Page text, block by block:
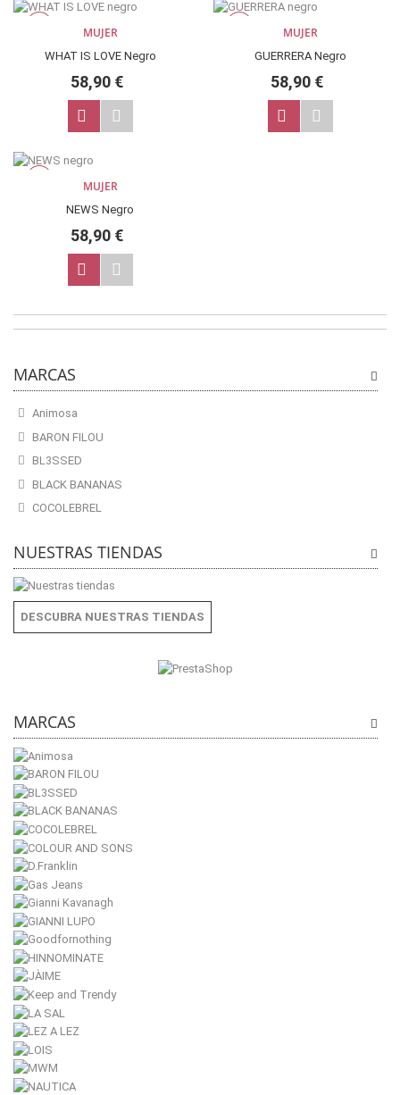
MARCAS
Animosa
BARON FILOU
BL3SSED
BLACK BANANAS
COCOLEBREL
NUESTRAS TIENDAS
DESCUBRA NUESTRAS TIENDAS
MARCAS
MUJER
WHAT IS LOVE Negro
58,90 €
MUJER
GUERRERA Negro
58,90 €
MUJER
NEWS Negro
58,90 €